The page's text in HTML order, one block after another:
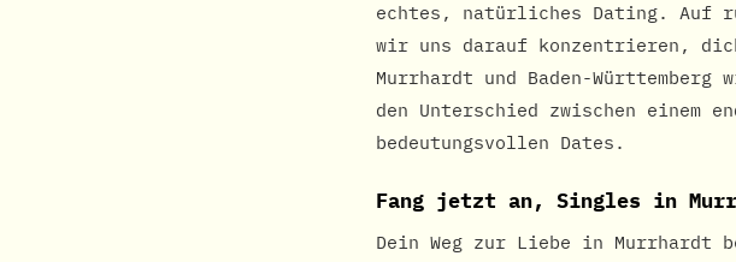
echtes, natürliches Dating. Auf
wir uns darauf konzentrieren,
Murrhardt und Baden-
den Unterschied zwischen einem
bedeutungsvollen Dates.
Fang jetzt an, Singles in
Dein Weg zur Liebe in Murrhardt